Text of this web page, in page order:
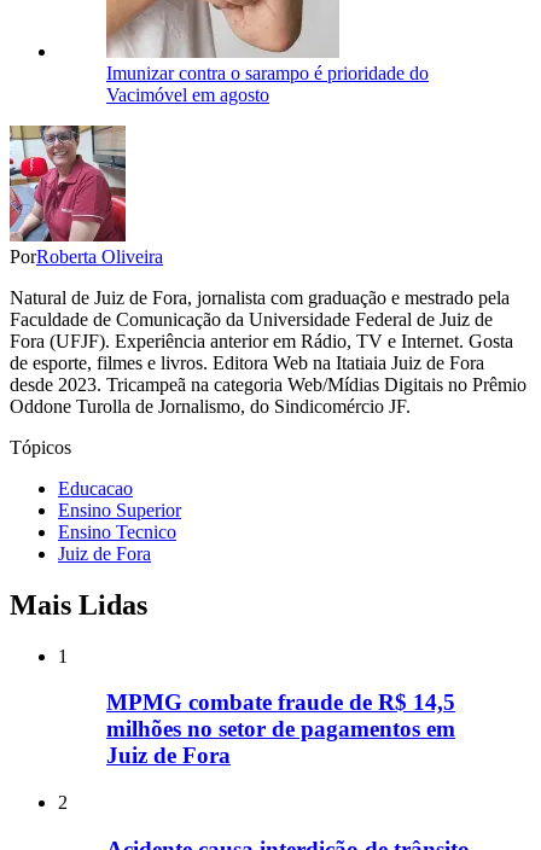
Imunizar contra o sarampo é prioridade do
Vacimóvel em agosto
PorRoberta Oliveira
Natural de Juiz de Fora, jornalista com graduação e mestrado pela
Faculdade de Comunicação da Universidade Federal de Juiz de
Fora (UFJF). Experiência anterior em Rádio, TV e Internet. Gosta
de esporte, filmes e livros. Editora Web na Itatiaia Juiz de Fora
desde 2023. Tricampeã na categoria Web/Mídias Digitais no Prêmio
Oddone Turolla de Jornalismo, do Sindicomércio JF.
Tópicos
Educacao
Ensino Superior
Ensino Tecnico
Juiz de Fora
Mais Lidas
1
MPMG combate fraude de R$ 14,5
milhões no setor de pagamentos em
Juiz de Fora
2